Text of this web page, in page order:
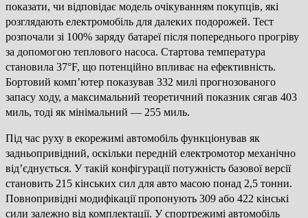
показати, чи відповідає модель очікуванням покупців, які
розглядають електромобіль для далеких подорожей. Тест
розпочали зі 100% заряду батареї після попереднього прогріву
за допомогою теплового насоса. Стартова температура
становила 37°F, що потенційно впливає на ефективність.
Бортовий комп’ютер показував 332 милі прогнозованого
запасу ходу, а максимальний теоретичний показник сягав 403
миль, тоді як мінімальний — 255 миль.
Під час руху в екорежимі автомобіль функціонував як
задньопривідний, оскільки передній електромотор механічно
від’єднується. У такій конфігурації потужність базової версії
становить 215 кінських сил для авто масою понад 2,5 тонни.
Повнопривідні модифікації пропонують 309 або 422 кінські
сили залежно від комплектації. У спортрежимі автомобіль